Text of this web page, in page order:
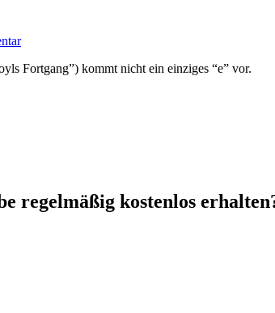
Fortgang”) kommt nicht ein einziges “e” vor.
regelmäßig kostenlos